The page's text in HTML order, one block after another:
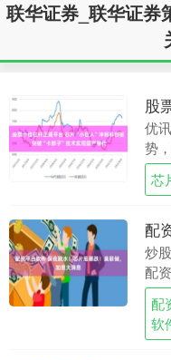
联华证券_联华证券
优
势
术
企
芯
炒
配
力
息
指
配
软